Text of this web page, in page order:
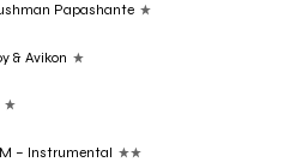
Papashante
& Avikon
– Instrumental